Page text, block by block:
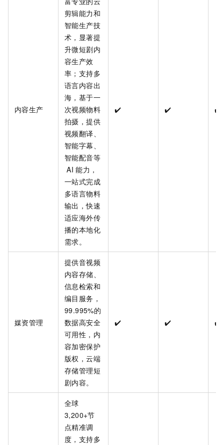
内容生产
剪辑能力和
智能生产技
术，显著提
升微短剧内
容生产效
率；支持多
语言内容出
海，基于一
次视频物料
拍摄，提供
视频翻译、
智能字幕、
智能配音等
AI 能力，
一站式完成
多语言物料
输出，快速
适应海外传
播的本地化
需求。
✔️ ✔️ ✔️
媒资管理
提供音视频
内容存储、
信息检索和
编目服务，
99.995%的
数据高安全
可用性，内
容加密保护
版权，云端
存储管理短
剧内容。
✔️ ✔️ ✔️
全球
3,200+节
点精准调
度，支持多